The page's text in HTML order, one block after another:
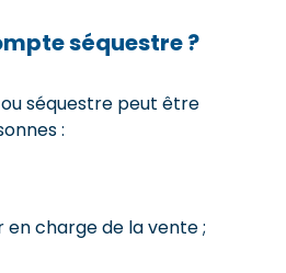
séquestre ?
séquestre peut être
:
en charge de la vente ;